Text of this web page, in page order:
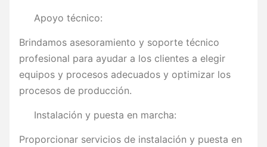
Apoyo técnico:
Brindamos asesoramiento y soporte técnico
profesional para ayudar a los clientes a elegir
equipos y procesos adecuados y optimizar los
procesos de producción.
Instalación y puesta en marcha:
Proporcionar servicios de instalación y puesta en